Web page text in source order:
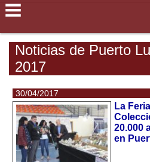
Noticias de Puerto
2017
30/04/2017
La
20.000
en